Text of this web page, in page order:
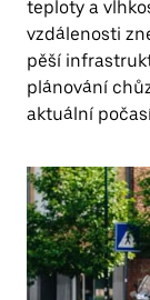
teploty a
vzdálenosti
pěší
plánování
aktuální